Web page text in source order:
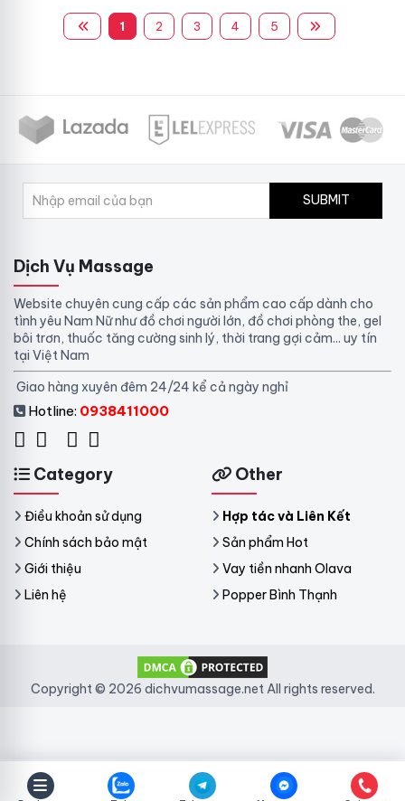
1 2 3 4 5
SUBMIT
Dịch Vụ Massage
Website chuyên cung cấp các sản phẩm cao cấp dành cho
tình yêu Nam Nữ như đồ chơi người lớn, đồ chơi phòng the, gel
bôi trơn, thuốc tăng cường sinh lý, thời trang gợi cảm... uy tín
tại Việt Nam
Giao hàng xuyên đêm 24/24 kể cả ngày nghỉ
Hotline: 0938411000
Category
Điều khoản sử dụng
Chính sách bảo mật
Giới thiệu
Liên hệ
Other
Hợp tác và Liên Kết
Sản phẩm Hot
Vay tiền nhanh Olava
Popper Bình Thạnh
Copyright © 2026 dichvumassage.net All rights reserved.